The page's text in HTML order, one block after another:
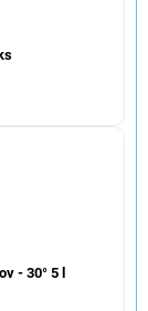
- 30° 5 l